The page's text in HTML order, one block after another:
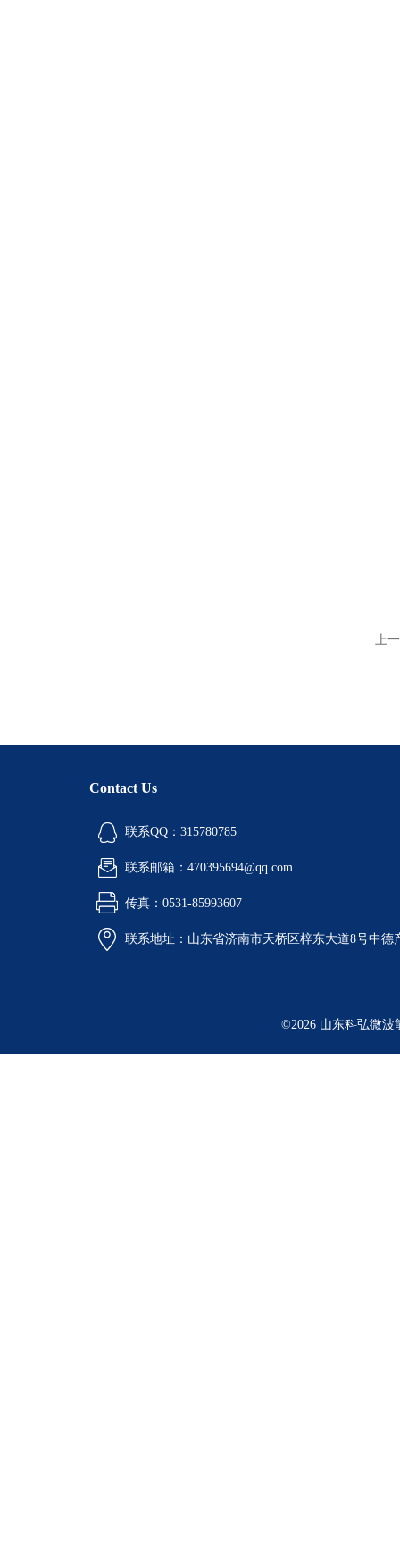
上
Contact Us
联系QQ：315780785
联系邮箱：470395694@qq.com
传真：0531-85993607
联系地址：山东省济南市天桥区梓东大道8号中德
©2026 山东科弘微